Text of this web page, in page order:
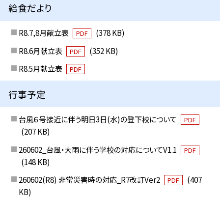
給食だより
R8.7,8月献立表 PDF
(378 KB)
R8.6月献立表
PDF
(352 KB)
R8.5月献立表
PDF
行事予定
台風６号接近に伴う明日3日(水)の登下校について PDF
(207 KB)
260602_台風・大雨に伴う学校の対応についてV1.1
PDF
(148 KB)
260602(R8) 非常災害時の対応_R7改訂Ver2
PDF
(407
KB)